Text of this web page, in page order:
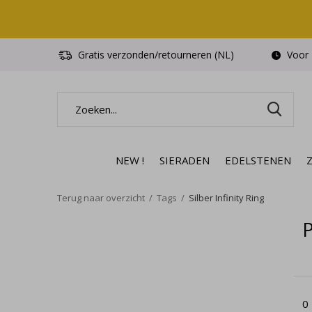
NEW ! SIERADEN EDELSTENEN
Gratis verzonden/retourneren (NL) Voor
Terug naar overzicht Tags Silber Infinity Ring
0